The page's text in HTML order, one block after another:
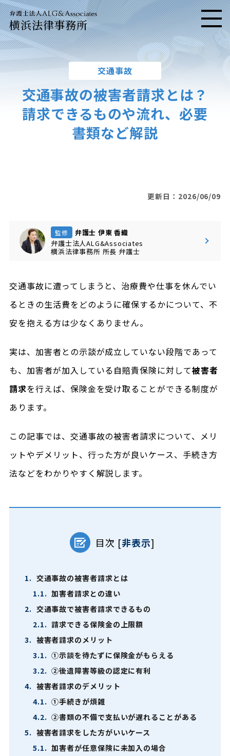
横浜法律事務所 メニ
交通事故
交通事故の被害者請求とは？
請求できるものや流れ、必要
書類など解説
更新日：2026/06/09
監修
弁護士 伊東 香織
弁護士法人ALG&Associates
横浜法律事務所 所長 弁護士
交通事故に遭ってしまうと、治療費や仕事を休んでい
るときの生活費をどのように確保するかについて、不
安を抱える方は少なくありません。
実は、加害者との示談が成立していない段階であって
も、加害者が加入している自賠責保険に対して被害者
請求を行えば、保険金を受け取ることができる制度が
あります。
この記事では、交通事故の被害者請求について、メリ
ットやデメリット、行った方が良いケース、手続き方
法などをわかりやすく解説します。
目次 [非表示]
1. 交通事故の被害者請求とは
1.1. 加害者請求との違い
2. 交通事故で被害者請求できるもの
2.1. 請求できる保険金の上限額
3. 被害者請求のメリット
3.1. ①示談を待たずに保険金がもらえる
3.2. ②後遺障害等級の認定に有利
4. 被害者請求のデメリット
4.1. ①手続きが煩雑
4.2. ②書類の不備で支払いが遅れることがある
5. 被害者請求をした方がいいケース
5.1. 加害者が任意保険に未加入の場合